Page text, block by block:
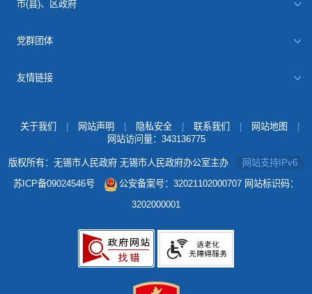
市(县)、区政府
党群团体
友情链接
关于我们 网站声明 隐私安全 联系我们 网站地图
网站访问量： 343136775
版权所有：无锡市人民政府 无锡市人民政府办公室主办
网站支持IPv6
苏ICP备09024546号
公安备案号：32021102000707 网站标识码：
3202000001